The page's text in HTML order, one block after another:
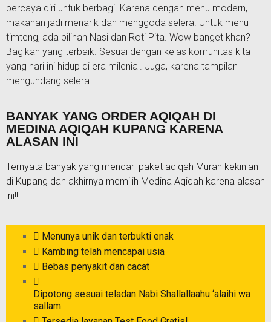
percaya diri untuk berbagi. Karena dengan menu modern,
makanan jadi menarik dan menggoda selera. Untuk menu
timteng, ada pilihan Nasi dan Roti Pita. Wow banget khan?
Bagikan yang terbaik. Sesuai dengan kelas komunitas kita
yang hari ini hidup di era milenial. Juga, karena tampilan
mengundang selera.
BANYAK YANG ORDER AQIQAH DI
MEDINA AQIQAH KUPANG KARENA
ALASAN INI
Ternyata banyak yang mencari paket aqiqah Murah kekinian
di Kupang dan akhirnya memilih Medina Aqiqah karena alasan
ini!!
Menunya unik dan terbukti enak
Kambing telah mencapai usia
Bebas penyakit dan cacat
Dipotong sesuai teladan Nabi Shallallaahu ‘alaihi wa
sallam